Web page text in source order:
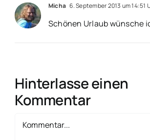
Micha 6. September 2013 um 14:51
Schönen Urlaub wünsche
Hinterlasse einen
Kommentar